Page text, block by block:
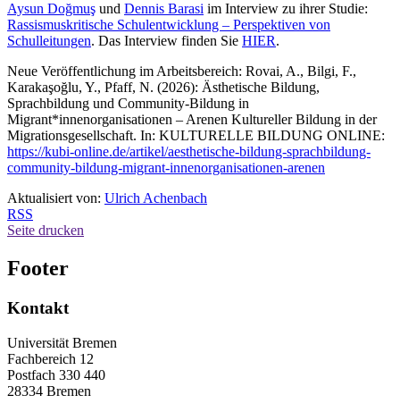
Aysun Doğmuş und Dennis Barasi im Interview zu ihrer Studie:
Rassismuskritische Schulentwicklung – Perspektiven von
Schulleitungen. Das Interview finden Sie HIER.
Neue Veröffentlichung im Arbeitsbereich: Rovai, A., Bilgi, F.,
Karakaşoğlu, Y., Pfaff, N. (2026): Ästhetische Bildung,
Sprachbildung und Community-Bildung in
Migrant*innenorganisationen – Arenen Kultureller Bildung in der
Migrationsgesellschaft. In: KULTURELLE BILDUNG ONLINE:
https://kubi-online.de/artikel/aesthetische-bildung-sprachbildung-
community-bildung-migrant-innenorganisationen-arenen
Aktualisiert von: Ulrich Achenbach
RSS
Seite drucken
Footer
Kontakt
Universität Bremen
Fachbereich 12
Postfach 330 440
28334 Bremen